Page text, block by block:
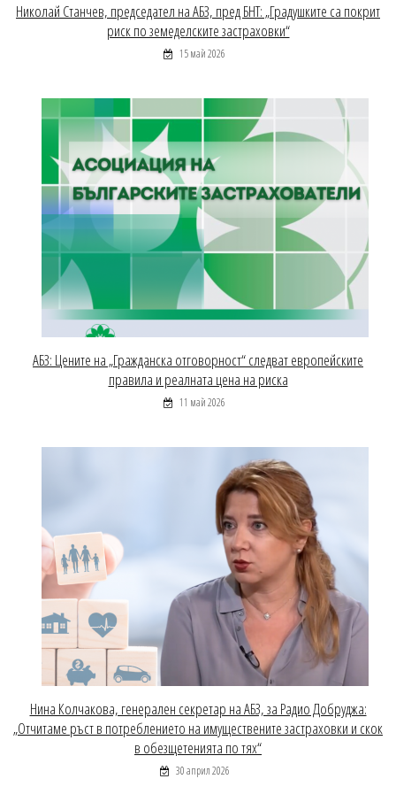
Николай Станчев, председател на АБЗ, пред БНТ: „Градушките са покрит
риск по земеделските застраховки“
15 май 2026
АБЗ: Цените на „Гражданска отговорност“ следват европейските
правила и реалната цена на риска
11 май 2026
Нина Колчакова, генерален секретар на АБЗ, за Радио Добруджа:
„Отчитаме ръст в потреблението на имуществените застраховки и скок
в обезщетенията по тях“
30 април 2026